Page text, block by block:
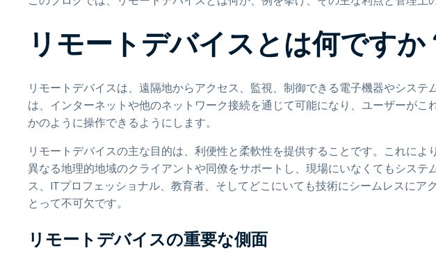
リモートデバイスとは何ですか
リモートデバイスは、遠隔地からアクセス、監視、制御できる電子機器やシス
は、インターネットや他のネットワーク接続を通じて可能になり、ユーザーがこ
かのように操作できるようにします。
リモートデバイスの主な目的は、利便性と柔軟性を提供することです。これによ
異なる地理的地域のクライアントや同僚をサポートし、現場にいなくてもシステ
ス、ITプロフェッショナル、教育者、そしてどこにいても技術にシームレスにア
とって不可欠です。
リモートデバイスの重要な側面